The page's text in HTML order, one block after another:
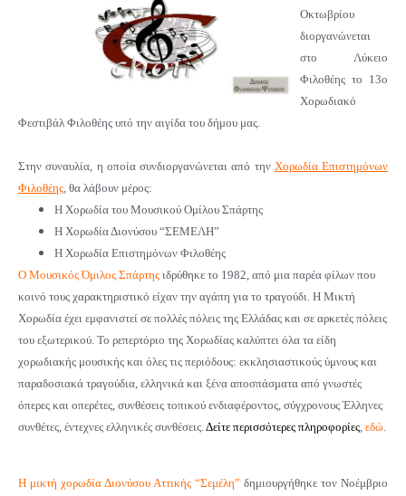
Οκτωβρίου
διοργανώνεται
στο Λύκειο
Φιλοθέης το 13ο
Χορωδιακό
Φεστιβάλ Φιλοθέης υπό την αιγίδα του δήμου μας.
Στην συναυλία, η οποία συνδιοργανώνεται από την Χορωδία Επιστημόνων
Φιλοθέης , θα λάβουν μέρος:
Η Χορωδία του Μουσικού Ομίλου Σπάρτης
Η Χορωδία Διονύσου “ΣΕΜΕΛΗ”
Η Χορωδία Επιστημόνων Φιλοθέης
Ο Μουσικός Όμιλος Σπάρτης ιδρύθηκε το 1982, από μια παρέα φίλων που
κοινό τους χαρακτηριστικό είχαν την αγάπη για το τραγούδι. Η Μικτή
Χορωδία έχει εμφανιστεί σε πολλές πόλεις της Ελλάδας και σε αρκετές πόλεις
του εξωτερικού. Το ρεπερτόριο της Χορωδίας καλύπτει όλα τα είδη
χορωδιακής μουσικής και όλες τις περιόδους: εκκλησιαστικούς ύμνους και
παραδοσιακά τραγούδια, ελληνικά και ξένα αποσπάσματα από γνωστές
όπερες και οπερέτες, συνθέσεις τοπικού ενδιαφέροντος, σύγχρονους Έλληνες
συνθέτες, έντεχνες ελληνικές συνθέσεις. Δείτε περισσότερες πληροφορίες εδώ
Η μικτή χορωδία Διονύσου Αττικής “Σεμέλη” δημιουργήθηκε τον Νοέμβριο